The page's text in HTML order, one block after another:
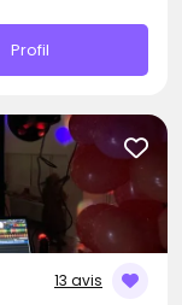
Profil
13 avis